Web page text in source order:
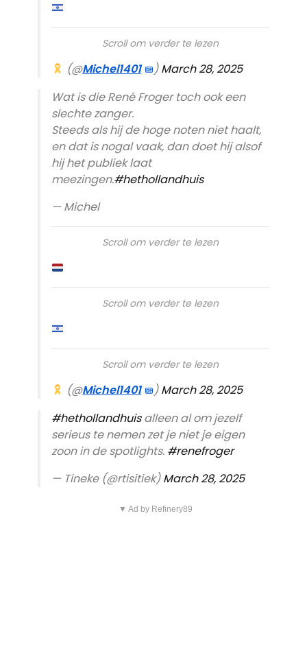
Scroll om verder te lezen
(@Michel1401 )March 28, 2025
Wat is die René Froger toch ook een
slechte zanger.
Steeds als hij de hoge noten niet haalt,
en dat is nogal vaak, dan doet hij alsof
hij het publiek laat
meezingen.#hethollandhuis
— Michel
Scroll om verder te lezen
Scroll om verder te lezen
Scroll om verder te lezen
(@Michel1401 )March 28, 2025
#hethollandhuisalleen al om jezelf
serieus te nemen zet je niet je eigen
zoon in de spotlights. #renefroger
— Tineke (@rtisitiek)March 28, 2025
▼ Ad by Refinery89